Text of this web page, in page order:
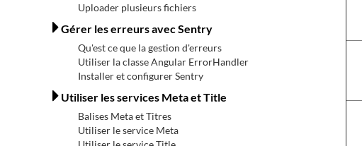
Uploader plusieurs fichiers
Gérer les erreurs avec Sentry
Qu'est ce que la gestion d'erreurs
Utiliser la classe Angular ErrorHandler
Installer et configurer Sentry
Utiliser les services Meta et Title
Balises Meta et Titres
Utiliser le service Meta